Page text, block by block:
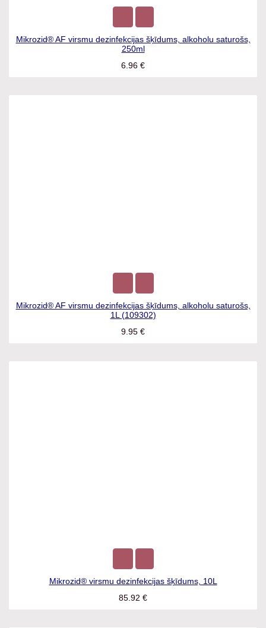
Mikrozid® AF virsmu dezinfekcijas šķīdums, alkoholu
saturošs, 250ml
6.96€
Mikrozid® AF virsmu dezinfekcijas šķīdums, alkoholu
saturošs, 1L (109302)
9.95€
Mikrozid® virsmu dezinfekcijas šķīdums, 10L
85.92 €